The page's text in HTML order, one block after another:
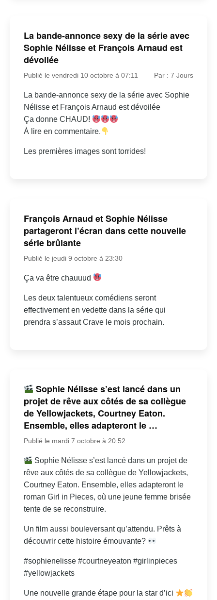
La bande-annonce sexy de la série avec
Sophie Nélisse et François Arnaud est
dévoilée
Publié le vendredi 10 octobre à 07:11 Par : 7 Jours
La bande-annonce sexy de la série avec Sophie
Nélisse et François Arnaud est dévoilée
Ça donne CHAUD!
À lire en commentaire.
Les premières images sont torrides!
François Arnaud et Sophie Nélisse
partageront l’écran dans cette nouvelle
série brûlante
Publié le jeudi 9 octobre à 23:30
Ça va être chauuud
Les deux talentueux comédiens seront
effectivement en vedette dans la série qui
prendra s’assaut Crave le mois prochain.
Sophie Nélisse s’est lancé dans un
projet de rêve aux côtés de sa collègue
de Yellowjackets, Courtney Eaton.
Ensemble, elles adapteront le …
Publié le mardi 7 octobre à 20:52
Sophie Nélisse s’est lancé dans un projet de
rêve aux côtés de sa collègue de Yellowjackets,
Courtney Eaton. Ensemble, elles adapteront le
roman Girl in Pieces, où une jeune femme brisée
tente de se reconstruire.
Un film aussi bouleversant qu’attendu. Prêts à
découvrir cette histoire émouvante?
#sophienelisse #courtneyeaton #girlinpieces
#yellowjackets
Une nouvelle grande étape pour la star d’ici